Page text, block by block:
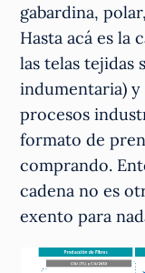
gabardina,
Hasta acá es la
las telas tejidas
indumentaria) y
procesos
formato de
comprando.
cadena no es
exento para